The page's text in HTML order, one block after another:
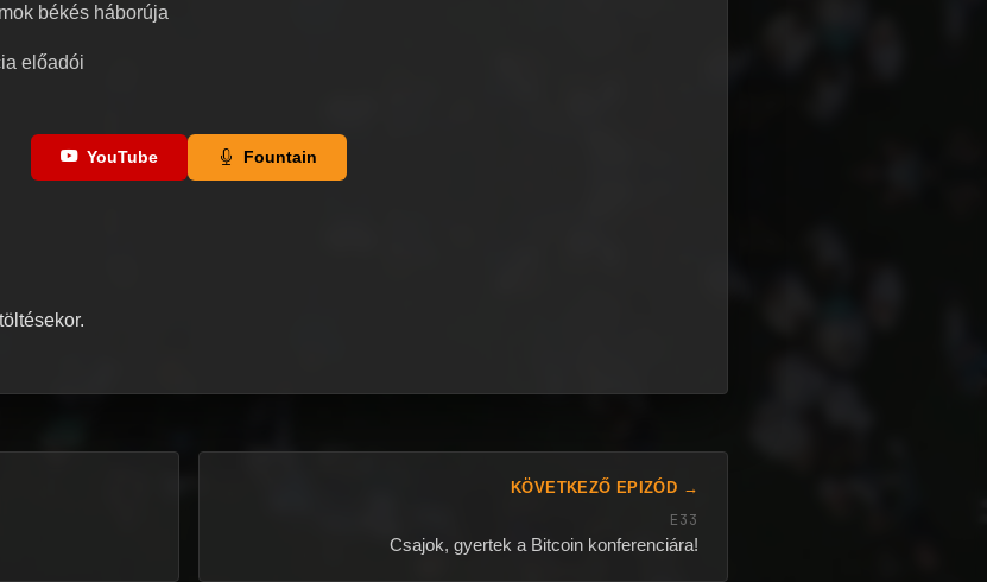
békés háborúja
előadói
YouTube Fountain
KÖVETKEZŐ EPIZÓD →
E33
Csajok, gyertek a Bitcoin konferenciára!